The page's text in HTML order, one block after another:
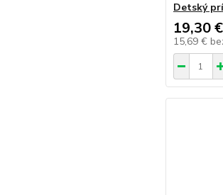
Detský
19,30 €
15,69 €